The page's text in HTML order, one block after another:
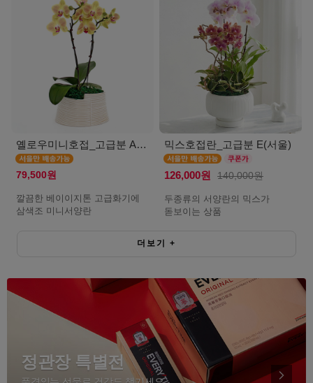
옐로우미니호접_고급분 A(서울)
79,500원
깔끔한 베이이지톤 고급화기에
삼색조 미니서양란
믹스호접란_고급분 E(서울)
126,000원 140,000원
두종류의 서양란의 믹스가
돋보이는 상품
더보기 +
정관장 특별전